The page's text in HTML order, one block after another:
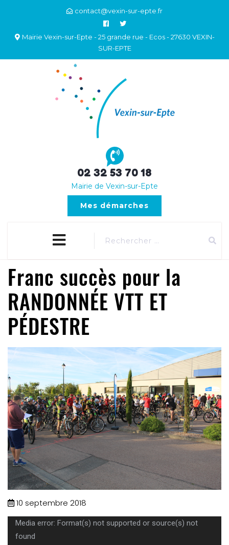
contact@vexin-sur-epte.fr
Mairie Vexin-sur-Epte - 25 grande rue - Ecos - 27630 VEXIN-
SUR-EPTE
02 32 53 70 18
Mairie de Vexin-sur-Epte
Mes démarches
close
menu
Franc succès pour la
RANDONNÉE VTT ET
PÉDESTRE
10 septembre 2018
Lecteur
vidéo
Media error: Format(s) not supported or source(s) not
found